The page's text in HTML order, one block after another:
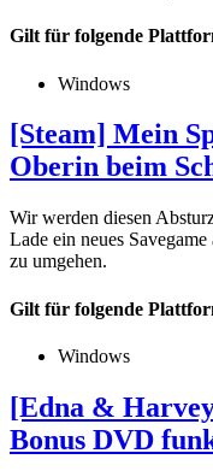
Gilt für folgende
Windows
[Steam] Mein
Oberin beim
Wir werden diesen
Lade ein neues
zu umgehen.
Gilt für folgende
Windows
[Edna &
Bonus DVD